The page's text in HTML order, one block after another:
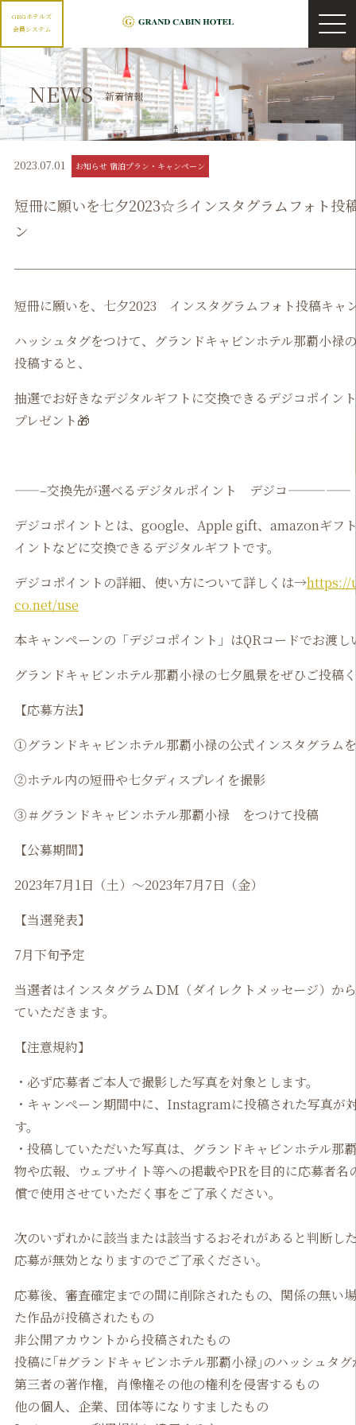
GRGホテルズ
会員システム
NEWS 新着情報
2023.07.01 お知らせ 宿泊プラン・キャンペーン
短冊に願いを七夕2023☆彡インスタグラムフォト投
ン
短冊に願いを、七夕2023 インスタグラムフォト投稿キャ
ハッシュタグをつけて、グランドキャビンホテル那覇小禄
投稿すると、
抽選でお好きなデジタルギフトに交換できるデジコポイン
プレゼント🎁
——–交換先が選べるデジタルポイント デジコ—————
デジコポイントとは、google、Apple gift、amazonギフ
イントなどに交換できるデジタルギフトです。
デジコポイントの詳細、使い方について詳しくは→https://
co.net/use
本キャンペーンの「デジコポイント」はQRコードでお渡し
グランドキャビンホテル那覇小禄の七夕風景をぜひご投稿
【応募方法】
①グランドキャビンホテル那覇小禄の公式インスタグラム
②ホテル内の短冊や七夕ディスプレイを撮影
③＃グランドキャビンホテル那覇小禄 をつけて投稿
【公募期間】
2023年7月1日（土）～2023年7月7日（金）
【当選発表】
7月下旬予定
当選者はインスタグラムＤＭ（ダイレクトメッセージ）か
ていただきます。
【注意規約】
・必ず応募者ご本人で撮影した写真を対象とします。
・キャンぺーン期間中に、Instagramに投稿された写真が
す。
・投稿していただいた写真は、グランドキャビンホテル那
物や広報、ウェブサイト等への掲載やPRを目的に応募者名
償で使用させていただく事をご了承ください。
次のいずれかに該当または該当するおそれがあると判断し
応募が無効となりますのでご了承ください。
応募後、審査確定までの間に削除されたもの、関係の無い
た作品が投稿されたもの
非公開アカウントから投稿されたもの
投稿に｢#グランドキャビンホテル那覇小禄｣のハッシュタ
第三者の著作権，肖像権その他の権利を侵害するもの
他の個人、企業、団体等になりすましたもの